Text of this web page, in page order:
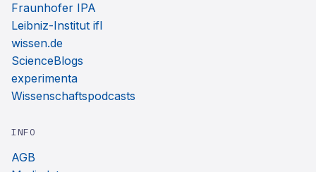
Fraunhofer IPA
Leibniz-Institut ifl
wissen.de
ScienceBlogs
experimenta
Wissenschaftspodcasts
INFO
AGB